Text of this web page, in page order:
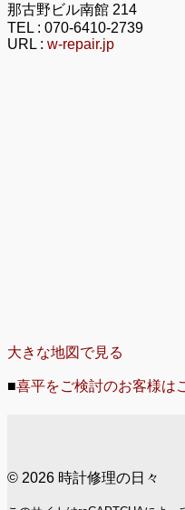
那古野ビル南館 214
TEL : 070-6410-2739
URL : w-repair.jp
大きな地図で見る
■喜平をご検討のお客様は
© 2026 時計修理の日々